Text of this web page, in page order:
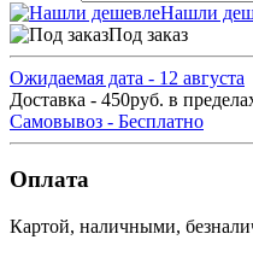
Нашли
Под заказ
Ожидаемая дата - 12 августа
Доставка - 450руб. в
Самовывоз - Бесплатно
Оплата
Картой, наличными,